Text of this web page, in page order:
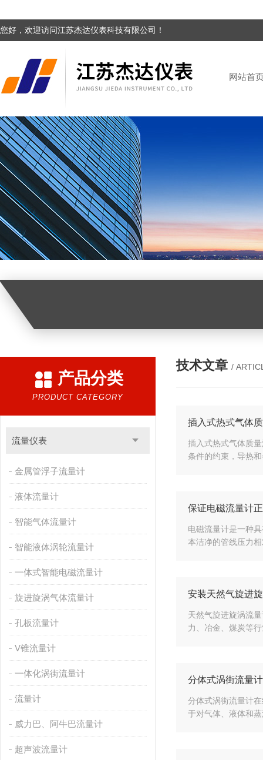
您好，欢迎访问江苏杰达仪表科技有限公司！
网站首
产品分类
PRODUCT CATEGORY
流量仪表
金属管浮子流量计
液体流量计
智能气体流量计
智能液体涡轮流量计
一体式智能电磁流量计
旋进旋涡气体流量计
孔板流量计
V锥流量计
一体化涡街流量计
流量计
威力巴、阿牛巴流量计
超声波流量计
技术文章 /
插入式热式气体
插入式热式气体质
条件的约束，导热
保证电磁流量计
电磁流量计是一种
本洁净的管线压力
安装天然气旋进
天然气旋进旋涡流
力、冶金、煤炭等
分体式涡街流量
分体式涡街流量计
于对气体、液体和